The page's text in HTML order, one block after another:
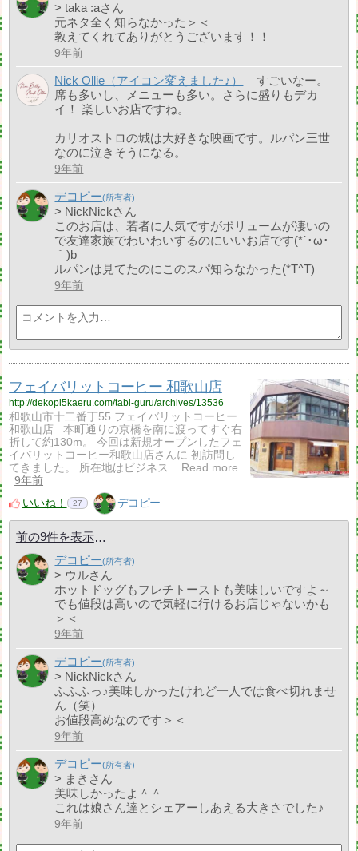
> taka :aさん
元ネタ全く知らなかった＞＜
教えてくれてありがとうございます！！
9年前
Nick Ollie（アイコン変えました♪）
すごいなー。
席も多いし、メニューも多い。さらに盛りもデカ
イ！ 楽しいお店ですね。
カリオストロの城は大好きな映画です。ルパン三世
なのに泣きそうになる。
9年前
デコピー
> NickNickさん
このお店は、若者に人気ですがボリュームが凄いの
で友達家族でわいわいするのにいいお店です(*´･ω･
｀)b
ルパンは見てたのにこのスパ知らなかった(*T^T)
9年前
フェイバリットコーヒー 和歌山店
http://dekopi5kaeru.com/tabi-guru/archives/13536
和歌山市十二番丁55 フェイバリットコーヒー
和歌山店 本町通りの京橋を南に渡ってすぐ右
折して約130m。 今回は新規オープンしたフェ
イバリットコーヒー和歌山店さんに 初訪問し
てきました。 所在地はビジネス... Read more
9年前
いいね！
27 デコピー
前の9件を表示
デコピー
> ウルさん
ホットドッグもフレチトーストも美味しいですよ～
でも値段は高いので気軽に行けるお店じゃないかも
＞＜
9年前
デコピー
> NickNickさん
ふふふっ♪美味しかったけれど一人では食べ切れませ
ん（笑）
お値段高めなのです＞＜
9年前
デコピー
> まきさん
美味しかったよ＾＾
これは娘さん達とシェアーしあえる大きさでした♪
9年前